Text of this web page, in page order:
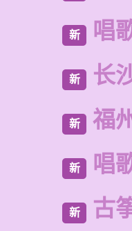
新 唱
新 长
新 福
新 唱
新 古